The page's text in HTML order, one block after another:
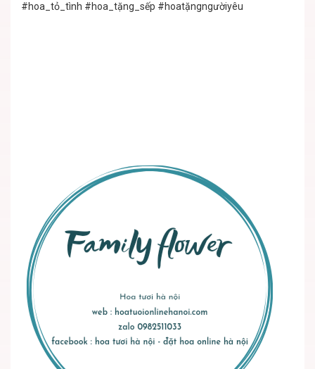
#hoa_tỏ_tình #hoa_tặng_sếp #hoatặngngườiyêu